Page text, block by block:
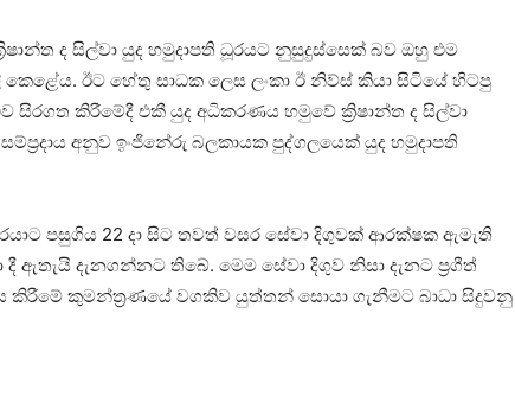
ද සිල්වා යුද හමුදාපති ධූරයට නුසුදුස්සෙක් බව ඔහු එම
ඊට හේතු සාධක ලෙස ලංකා ඊ නිව්ස් කියා සිටියේ හිටපු
කිරීමේදී එකී යුද අධිකරණය හමුවේ ක්‍රිෂාන්ත ද සිල්වා
අනුව ඉංජිනේරු බලකායක පුද්ගලයෙක් යුද හමුදාපති
පසුගිය 22 දා සිට තවත් වසර සේවා දිගුවක් ආරක්ෂක ඇමැති
ඇතැයි දැනගන්නට තිබේ. මෙම සේවා දිගුව නිසා දැනට ප්‍රගීත්
කිරීමේ කුමන්ත්‍රණයේ වගකිව යුත්තන් සොයා ගැනීමට බාධා සිදුවනු